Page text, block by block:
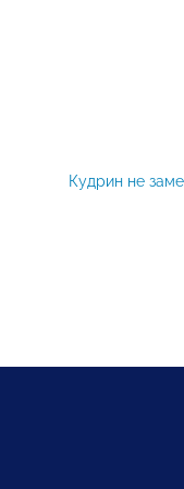
Кудрин не